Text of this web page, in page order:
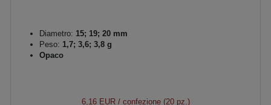
Diametro: 15; 19; 20 mm
Peso: 1,7; 3,6; 3,8 g
Opaco
6,16 EUR/ confezione (20 pz.)